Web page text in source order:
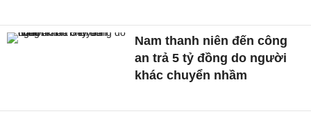
Nam thanh niên đến công
an trả 5 tỷ đồng do người
khác chuyển nhầm